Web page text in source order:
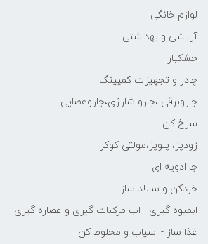
لوازم خانگی
آرایشی و بهداشتی
خشکبار
چادر و تجهیزات کمپینگ
جاروبرقی ،جارو شارژی،جاروعصایی
سرخ کن
زودپز، پلوپز،مولتی کوکر
جا ادویه ای
خردکن و سالاد ساز
ابمیوه گیری - اب مرکبات گیری و عصاره گیری
غذا ساز - اسیاب و مخلوط کن